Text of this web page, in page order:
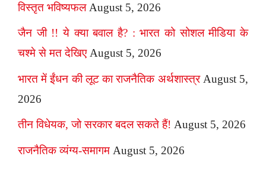
विस्तृत भविष्यफल August 5, 2026
जैन जी !! ये क्या बवाल है? : भारत को सोशल मीडिया के
चश्मे से मत देखिए August 5, 2026
भारत में ईंधन की लूट का राजनैतिक अर्थशास्त्र August 5,
2026
तीन विधेयक, जो सरकार बदल सकते हैं! August 5, 2026
राजनैतिक व्यंग्य-समागम August 5, 2026